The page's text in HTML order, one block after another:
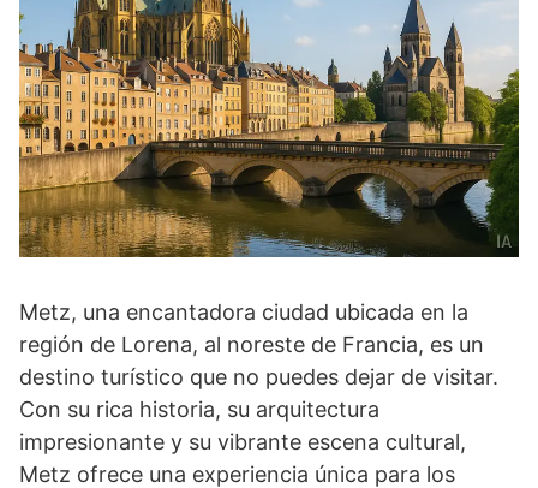
Metz, una encantadora ciudad ubicada en la
región de Lorena, al noreste de Francia, es un
destino turístico que no puedes dejar de visitar.
Con su rica historia, su arquitectura
impresionante y su vibrante escena cultural,
Metz ofrece una experiencia única para los